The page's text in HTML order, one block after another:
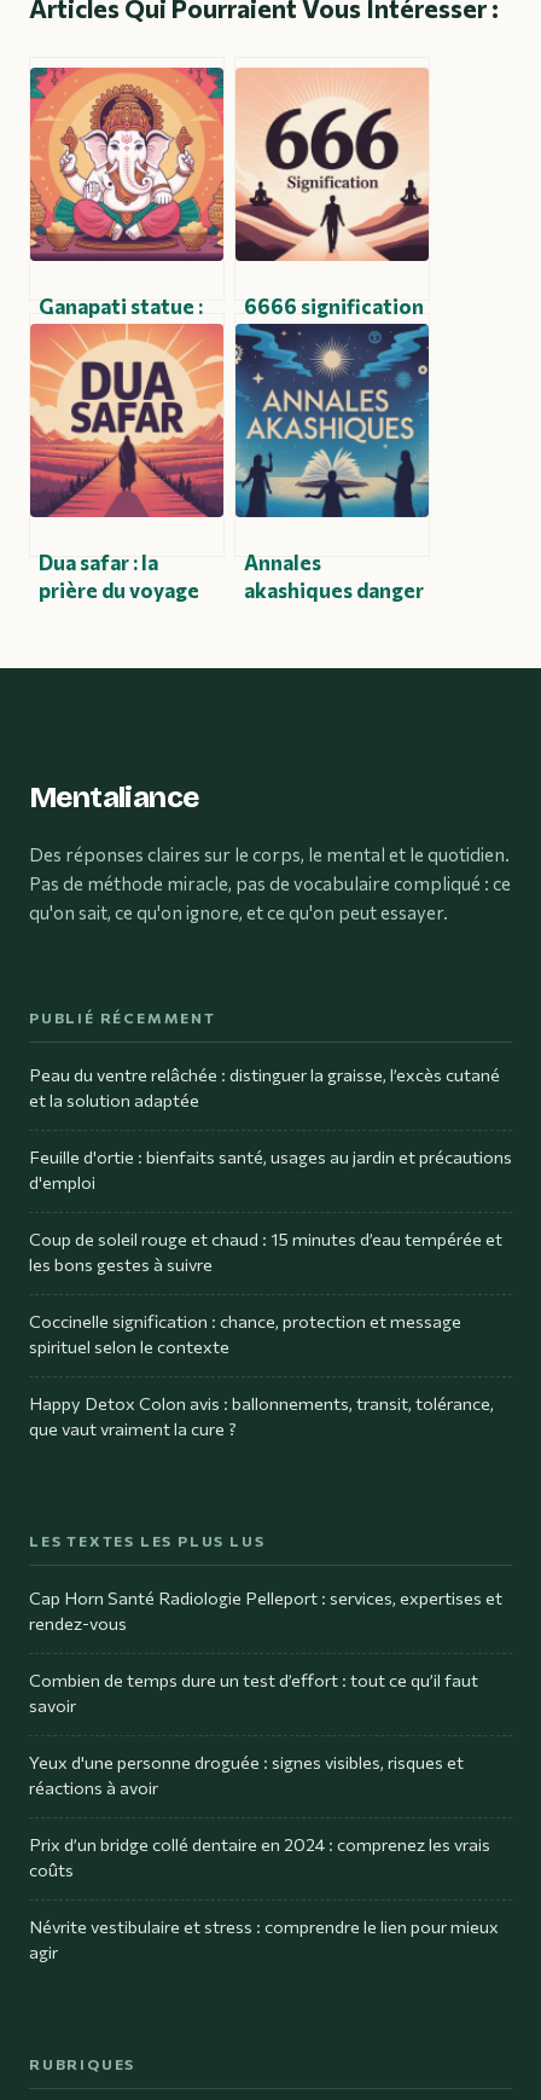
Articles Qui Pourraient Vous Intéresser :
Ganapati statue :
significations,
styles et guide
d’achat complet
6666 signification
: message
spirituel, amour,
flamme jumelle et
ange gardien
Dua safar : la
prière du voyage
l’accomplir
Annales
akashiques danger
avant de se lancer
Mentaliance
Des réponses claires sur le corps, le mental et le quotidien.
Pas de méthode miracle, pas de vocabulaire compliqué : ce
qu'on sait, ce qu'on ignore, et ce qu'on peut essayer.
PUBLIÉ RÉCEMMENT
Peau du ventre relâchée : distinguer la graisse, l’excès cutané
et la solution adaptée
Feuille d'ortie : bienfaits santé, usages au jardin et précautions
d'emploi
Coup de soleil rouge et chaud : 15 minutes d’eau tempérée et
les bons gestes à suivre
Coccinelle signification : chance, protection et message
spirituel selon le contexte
Happy Detox Colon avis : ballonnements, transit, tolérance,
que vaut vraiment la cure ?
LES TEXTES LES PLUS LUS
Cap Horn Santé Radiologie Pelleport : services, expertises et
rendez-vous
Combien de temps dure un test d’effort : tout ce qu’il faut
savoir
Yeux d'une personne droguée : signes visibles, risques et
réactions à avoir
Prix d’un bridge collé dentaire en 2024 : comprenez les vrais
coûts
Névrite vestibulaire et stress : comprendre le lien pour mieux
agir
RUBRIQUES